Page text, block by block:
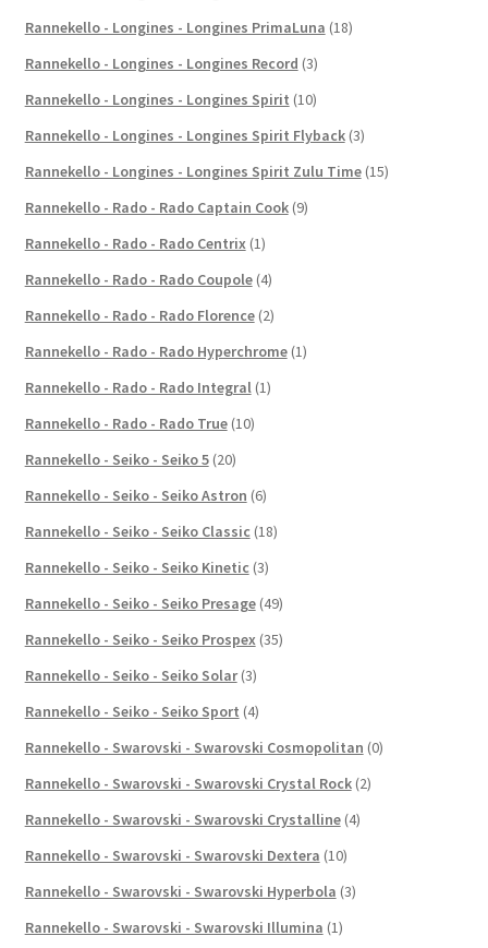
Rannekello - Longines - Longines PrimaLuna (18)
Rannekello - Longines - Longines Record (3)
Rannekello - Longines - Longines Spirit (10)
Rannekello - Longines - Longines Spirit Flyback (3)
Rannekello - Longines - Longines Spirit Zulu Time (15)
Rannekello - Rado - Rado Captain Cook (9)
Rannekello - Rado - Rado Centrix (1)
Rannekello - Rado - Rado Coupole (4)
Rannekello - Rado - Rado Florence (2)
Rannekello - Rado - Rado Hyperchrome (1)
Rannekello - Rado - Rado Integral (1)
Rannekello - Rado - Rado True (10)
Rannekello - Seiko - Seiko 5 (20)
Rannekello - Seiko - Seiko Astron (6)
Rannekello - Seiko - Seiko Classic (18)
Rannekello - Seiko - Seiko Kinetic (3)
Rannekello - Seiko - Seiko Presage (49)
Rannekello - Seiko - Seiko Prospex (35)
Rannekello - Seiko - Seiko Solar (3)
Rannekello - Seiko - Seiko Sport (4)
Rannekello - Swarovski - Swarovski Cosmopolitan (0)
Rannekello - Swarovski - Swarovski Crystal Rock (2)
Rannekello - Swarovski - Swarovski Crystalline (4)
Rannekello - Swarovski - Swarovski Dextera (10)
Rannekello - Swarovski - Swarovski Hyperbola (3)
Rannekello - Swarovski - Swarovski Illumina (1)